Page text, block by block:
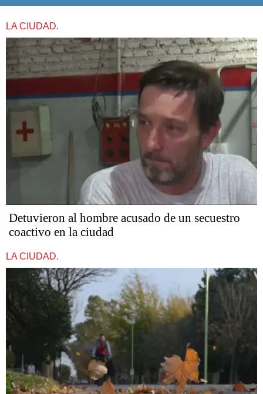
LA CIUDAD.
Detuvieron al hombre acusado de un secuestro
coactivo en la ciudad
LA CIUDAD.